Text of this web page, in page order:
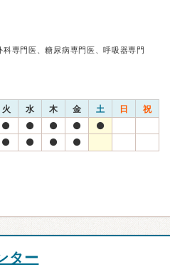
専門医、糖尿病専門医、呼吸器専門
火 水 木 金 土 日 祝
ター